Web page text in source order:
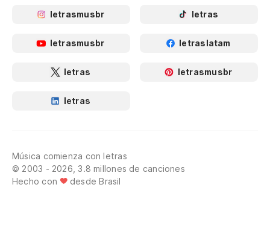
letrasmusbr letras
letrasmusbr letraslatam
letras letrasmusbr
letras
Música comienza con letras
© 2003 - 2026, 3.8 millones de canciones
Hecho con
desde Brasil